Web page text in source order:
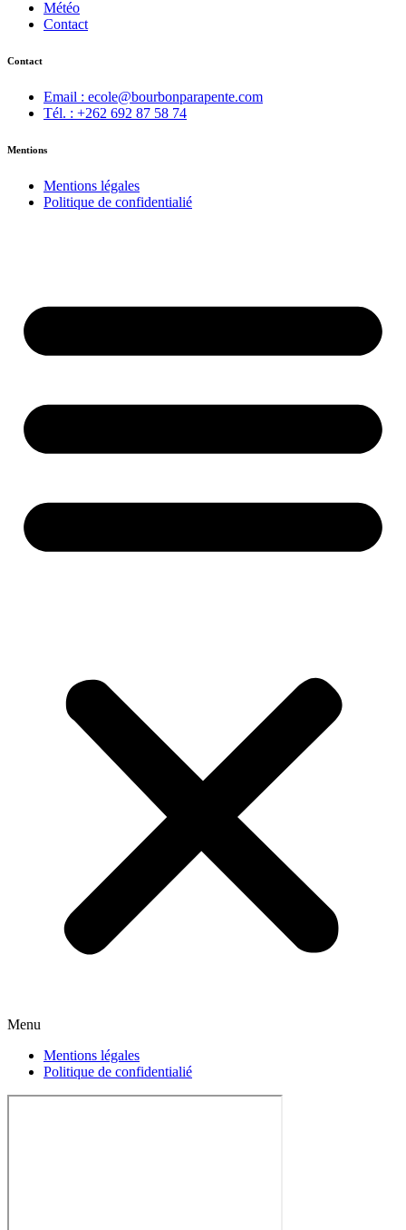
Météo
Contact
Contact
Email : ecole@bourbonparapente.com
Tél. : +262 692 87 58 74
Mentions
Mentions légales
Politique de confidentialié
Menu
Mentions légales
Politique de confidentialié